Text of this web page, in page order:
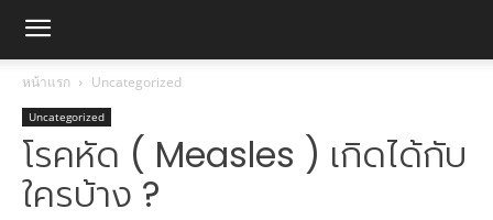
หน้าแรก Uncategorized
Uncategorized
โรคหัด ( Measles ) เกิดได้กับ
ใครบ้าง ?